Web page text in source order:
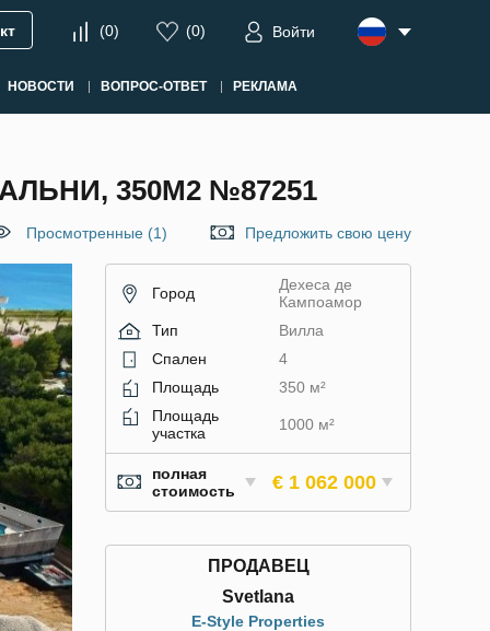
(0) (0) Войти
НОВОСТИ ВОПРОС-ОТВЕТ РЕКЛАМА
350М2 №87251
Просмотренные (1) Предложить свою цену
Город
Дехеса де
Кампоамор
Тип
Вилла
Спален
4
Площадь
350 м²
Площадь
участка
1000 м²
полная
стоимость
€ 1 062 000
ПРОДАВЕЦ
Svetlana
E-Style Properties